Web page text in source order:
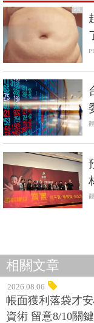
PR
相關文章
2026.08.06
帳面獲利落袋才
資術 留意8/10關